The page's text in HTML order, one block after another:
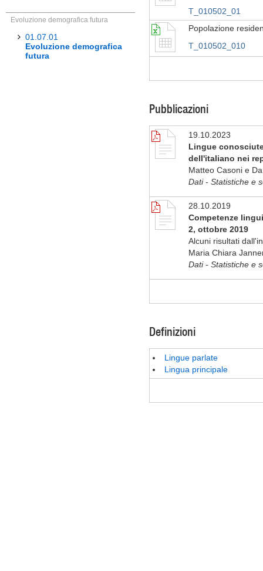
Evoluzione demografica futura
01.07.01
Evoluzione demografica
futura
T_010502_01
Popolazione
T_010502_010
Pubblicazioni
19.10.2023
Lingue
dell'italiano nei
Matteo Casoni e
Dati - Statistiche e
28.10.2019
Competenze
2, ottobre 2019
Alcuni risultati
Maria Chiara
Dati - Statistiche e
Definizioni
Lingue parlate
Lingua principale